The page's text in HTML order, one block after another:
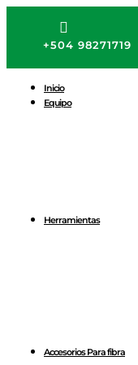

+504 98271719
Inicio
Equipo
Herramientas
Accesorios Para fibra